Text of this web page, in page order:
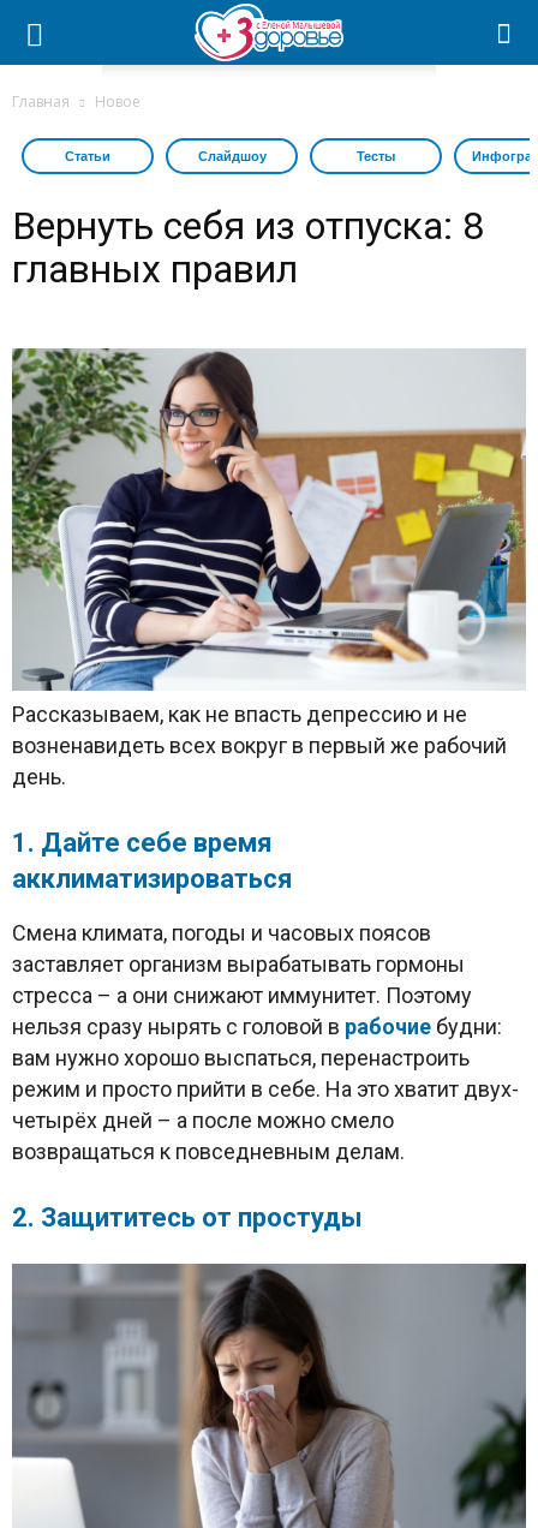
Главная Новое
Статьи Слайдшоу Тесты
Вернуть себя из отпуска: 8
главных правил
Рассказываем, как не впасть депрессию и не
возненавидеть всех вокруг в первый же рабочий
день.
1. Дайте себе время
акклиматизироваться
Смена климата, погоды и часовых поясов
заставляет организм вырабатывать гормоны
стресса – а они снижают иммунитет. Поэтому
нельзя сразу нырять с головой в рабочие будни:
вам нужно хорошо выспаться, перенастроить
режим и просто прийти в себе. На это хватит двух-
четырёх дней – а после можно смело
возвращаться к повседневным делам.
2. Защититесь от простуды